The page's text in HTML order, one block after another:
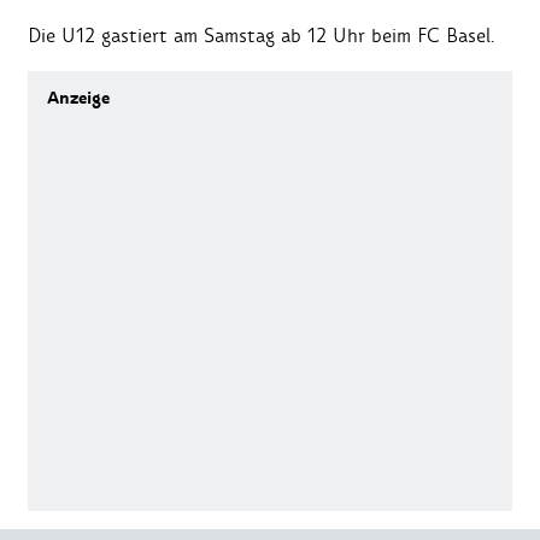
Die U12 gastiert am Samstag ab 12 Uhr beim FC Basel.